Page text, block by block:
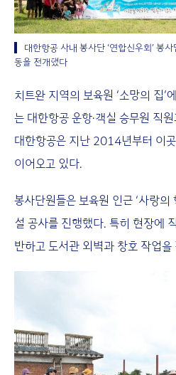
대한항공 사내 봉사단 ‘연합신우회’ 봉
동을 전개했다
치트완 지역의 보육원 ‘소망의 집
는 대한항공 운항·객실 승무원 직
대한항공은 지난 2014년부터 이
이어오고 있다.
봉사단원들은 보육원 인근 ‘사랑
설 공사를 진행했다. 특히 현장에
반하고 도서관 외벽과 창호 작업